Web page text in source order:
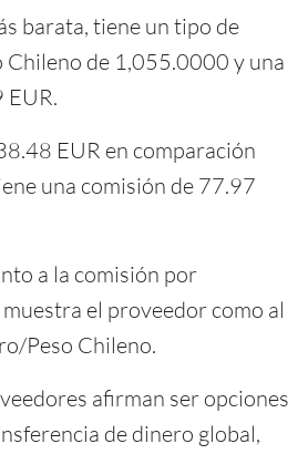
barata, tiene un tipo de
Chileno de 1,055.0000 y una
EUR.
EUR en comparación
una comisión de 77.97
a la comisión por
el proveedor como al
Peso Chileno.
afirman ser opciones
de dinero global,